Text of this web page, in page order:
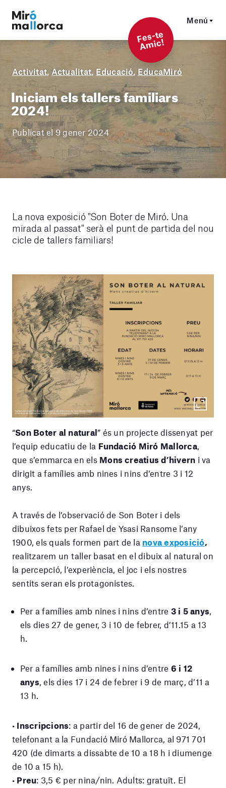
Menú
F
es-t
e
A
mi
c!
Activitat, Actualitat, Educació, EducaMiró
Iniciam els tallers familiars
2024!
Publicat el 9 gener 2024
La nova exposició "Son Boter de Miró. Una
mirada al passat" serà el punt de partida del nou
cicle de tallers familiars!
“Son Boter al natural” és un projecte dissenyat per
l’equip educatiu de la Fundació Miró Mallorca,
que s’emmarca en els Mons creatius d’hivern i va
dirigit a famílies amb nines i nins d’entre 3 i 12
anys.
A través de l’observació de Son Boter i dels
dibuixos fets per Rafael de Ysasi Ransome l’any
1900, els quals formen part de la nova exposició,
realitzarem un taller basat en el dibuix al natural on
la percepció, l’experiència, el joc i els nostres
sentits seran els protagonistes.
Per a famílies amb nines i nins d’entre 3 i 5 anys,
els dies 27 de gener, 3 i 10 de febrer, d’11.15 a 13
h.
Per a famílies amb nines i nins d’entre 6 i 12
anys, els dies 17 i 24 de febrer i 9 de març, d’11 a
13 h.
• Inscripcions: a partir del 16 de gener de 2024,
telefonant a la Fundació Miró Mallorca, al 971 701
420 (de dimarts a dissabte de 10 a 18 h i diumenge
de 10 a 15 h).
• Preu: 3,5 € per nina/nin. Adults: gratuït. El